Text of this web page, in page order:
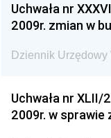
Uchwała nr
2009r. zmian w
Dziennik
Uchwała nr
2009r. w sprawie